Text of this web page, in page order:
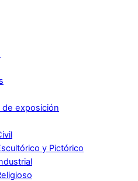
exposición
y Pictórico